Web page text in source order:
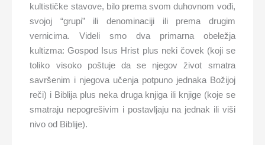
kultističke stavove, bilo prema svom duhovnom vođi,
svojoj “grupi” ili denominaciji ili prema drugim
vernicima. Videli smo dva primarna obeležja
kultizma: Gospod Isus Hrist plus neki čovek (koji se
toliko visoko poštuje da se njegov život smatra
savršenim i njegova učenja potpuno jednaka Božijoj
reči) i Biblija plus neka druga knjiga ili knjige (koje se
smatraju nepogrešivim i postavljaju na jednak ili viši
nivo od Biblije).